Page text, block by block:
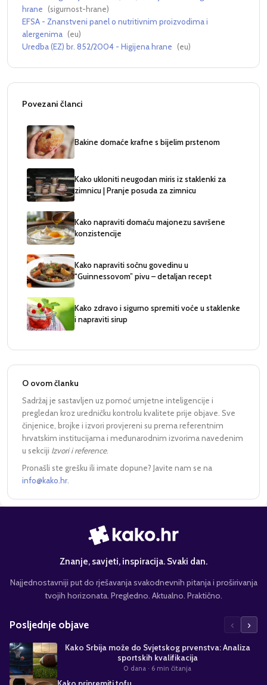
hrane (sigurnost-hrane)
EFSA - Znanstveni panel o nutritivnim proizvodima i
alergenima (eu)
Uredba (EZ) br. 852/2004 - Higijena hrane (eu)
Povezani članci
Bakine domaće krafne s bijelim prstenom
Kako ukloniti neugodan miris iz staklenki za
zimnicu | Pranje posuda za zimnicu
Kako napraviti domaću majonezu savršene
konzistencije
Kako napraviti sočnu govedinu u
“Guinnessovom” pivu – detaljan recept
Kako zdravo i sigurno spremiti voće u staklenke
i napraviti sirup
O ovom članku
Sadržaj je sastavljen uz pomoć umjetne inteligencije i
pregledan kroz uredničku kontrolu kvalitete prije objave. Sve
činjenice, brojke i izvori provjereni su prema referentnim
hrvatskim institucijama i međunarodnim izvorima navedenim
u sekciji Izvori i reference.
Pronašli ste grešku ili imate dopune? Javite nam se na
info@kako.hr.
Znanje, savjeti, inspiracija. Svaki dan.
Najjednostavniji put do rješavanja svakodnevnih pitanja i proširivanja
tvojih horizonata. Pregledno. Aktualno. Praktično.
Posljednje objave ‹ ›
Kako Srbija može do Svjetskog prvenstva: Analiza
sportskih kvalifikacija
0 dana · 6 min čitanja